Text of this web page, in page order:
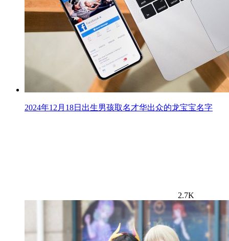
2024年12月18日出生男孩取名才华出众的龙宝宝名字
2.7K